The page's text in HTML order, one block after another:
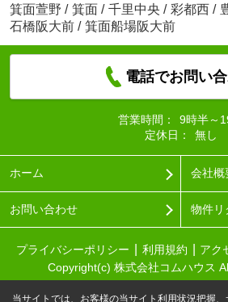
箕面萱野 / 箕面 / 千里中央 / 彩都西 /
石橋阪大前 / 箕面船場阪大前
電話でお問い
営業時間：
9時半～
定休日：
無し
ホーム 会社概
お問い合わせ 物件リ
プライバシーポリシー 利用規約 アク
Copyright(c) 株式会社コムハウス
当サイトでは、お客様の当サイト利用状況把握